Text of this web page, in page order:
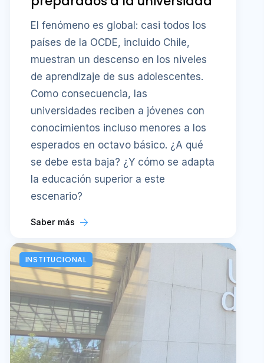
El fenómeno es global: casi todos los
países de la OCDE, incluido Chile,
muestran un descenso en los niveles
de aprendizaje de sus adolescentes.
Como consecuencia, las
universidades reciben a jóvenes con
conocimientos incluso menores a los
esperados en octavo básico. ¿A qué
se debe esta baja? ¿Y cómo se adapta
la educación superior a este
escenario?
Saber más
INSTITUCIONAL